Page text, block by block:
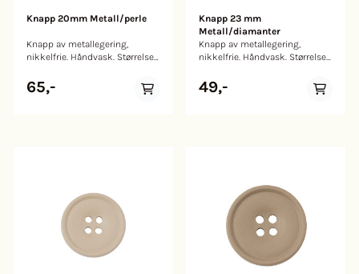
Knapp 20mm Metall/perle
Knapp av metallegering,
nikkelfrie. Håndvask. Størrelse:
65,-
Knapp 23 mm
Metall/diamanter
Knapp av metallegering,
nikkelfrie. Håndvask. Størrelse:
49,-